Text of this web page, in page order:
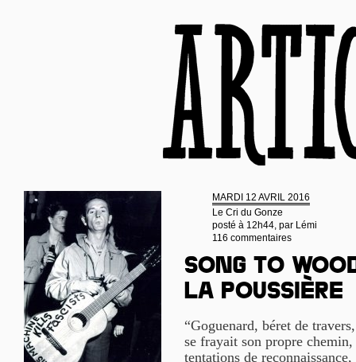
MARDI 12 AVRIL 2016
Le Cri du Gonze
posté à 12h44, par Lémi
116 commentaires
Song to
la poussière
“Goguenard, béret de
se frayait son propre
tentations de